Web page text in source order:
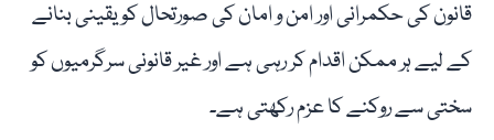
قانون کی حکمرانی اور امن و امان کی صورتحال کو یقینی بنانے
کے لیے ہر ممکن اقدام کر رہی ہے اور غیر قانونی سرگرمیوں کو
سختی سے روکنے کا عزم رکھتی ہے۔